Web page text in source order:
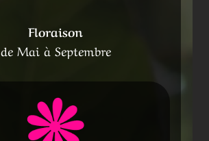
Floraison
de Mai à Septembre